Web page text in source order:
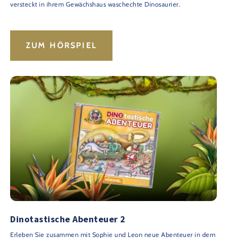
versteckt in ihrem Gewächshaus waschechte Dinosaurier.
ZUM HÖRSPIEL
Dinotastische Abenteuer 2
Erleben Sie zusammen mit Sophie und Leon neue Abenteuer in dem